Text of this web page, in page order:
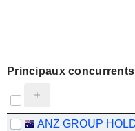
Principaux concurrents